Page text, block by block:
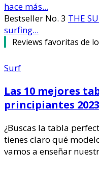
hace más...
Bestseller No. 3 THE
surfing...
Reviews favoritas de
Surf
Las 10 mejores
principiantes 2023
¿Buscas la tabla
tienes claro qué
vamos a enseñar